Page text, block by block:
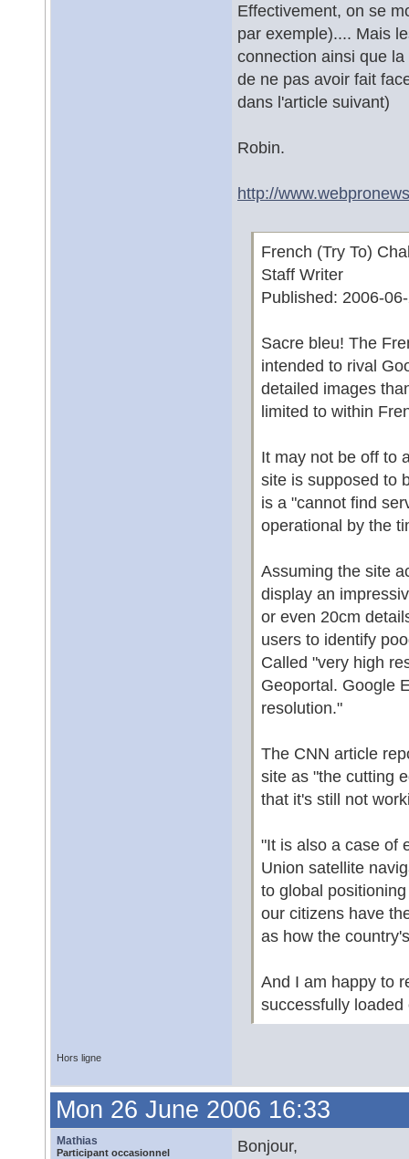
Effectivement, on se
par exemple).... Mais
connection ainsi que
de ne pas avoir fait
dans l'article suivant)
Robin.
http://
French (Try To)
Staff Writer
Published: 2006-
Sacre bleu! The
intended to rival
detailed images
limited to within
It may not be off to
site is supposed to
is a "cannot find
operational by the
Assuming the site
display an
or even 20cm
users to identify
Called "very high
Geoportal. Google
resolution."
The CNN article
site as "the cutting
that it's still not
"It is also a case of
Union satellite
to global
our citizens have
as how the
And I am happy to
successfully
Hors ligne
Mon 26 June 2006 16:33
Mathias
Participant occasionnel
Bonjour,